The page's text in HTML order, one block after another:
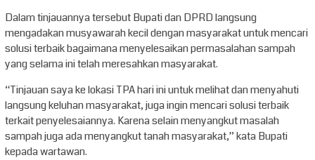
Dalam tinjauannya tersebut Bupati dan DPRD langsung
mengadakan musyawarah kecil dengan masyarakat untuk mencari
solusi terbaik bagaimana menyelesaikan permasalahan sampah
yang selama ini telah meresahkan masyarakat.
“Tinjauan saya ke lokasi TPA hari ini untuk melihat dan menyahuti
langsung keluhan masyarakat, juga ingin mencari solusi terbaik
terkait penyelesaiannya. Karena selain menyangkut masalah
sampah juga ada menyangkut tanah masyarakat,” kata Bupati
kepada wartawan.